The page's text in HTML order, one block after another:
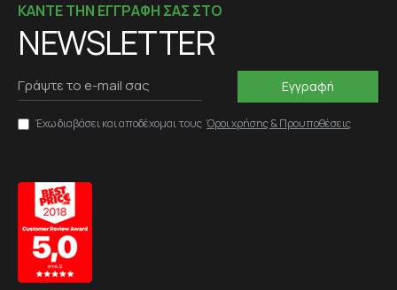
ΚΑΝΤΕ ΤΗΝ ΕΓΓΡΑΦΗ ΣΑΣ ΣΤΟ
NEWSLETTER
Εγγραφή
Έχω διαβάσει και αποδέχομαι τους Όροι χρήσης & Προυποθέσεις